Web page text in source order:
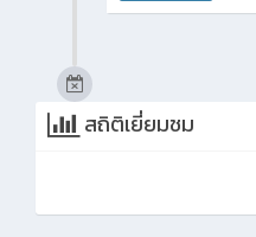
สถิติเยี่ยมชม